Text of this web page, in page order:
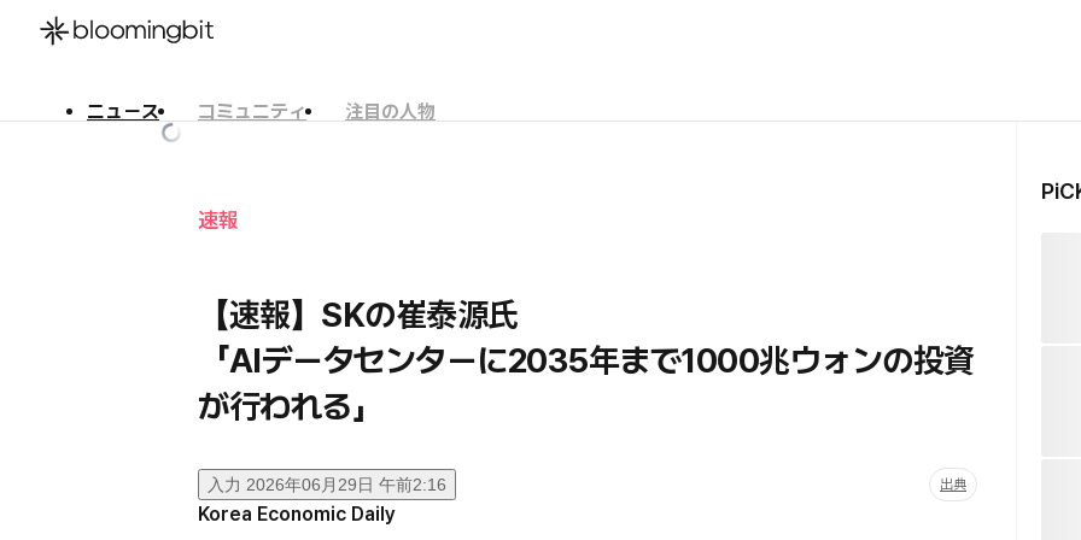
ニュース コミュニティ
注目の人物
速報
【速報】SKの崔泰源氏
「AIデータセンターに2035年まで1000兆ウォンの投資
が行われる」
入力 2026年06月29日 午前2:16 出典
Korea Economic Daily